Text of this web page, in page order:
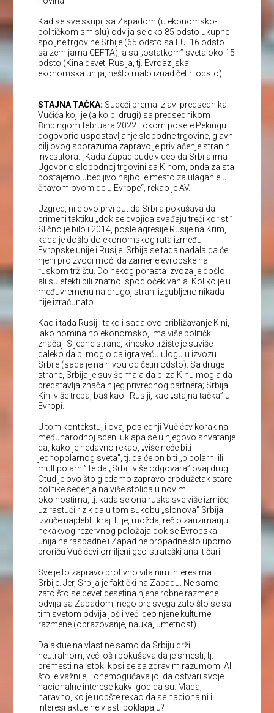
Kad se sve skupi, sa Zapadom (u ekonomsko-
političkom smislu) odvija se oko 85 odsto ukupne
spoljne trgovine Srbije (65 odsto sa EU, 16 odsto
sa zemljama CEFTA), a sa „ostatkom” sveta oko 15
odsto (Kina devet, Rusija, tj. Evroazijska
ekonomska unija, nešto malo iznad četiri odsto).
STAJNA TAČKA: Sudeći prema izjavi predsednika
Vučića koji je (a ko bi drugi) sa predsednikom
Đinpingom februara 2022. tokom posete Pekingu i
dogovorio uspostavljanje slobodne trgovine, glavni
cilj ovog sporazuma zapravo je privlačenje stranih
investitora. „Kada Zapad bude video da Srbija ima
Ugovor o slobodnoj trgovini sa Kinom, onda zaista
postajemo ubedljivo najbolje mesto za ulaganje u
čitavom ovom delu Evrope“, rekao je AV.
Uzgred, nije ovo prvi put da Srbija pokušava da
primeni taktiku „dok se dvojica svađaju treći koristi”.
Slično je bilo i 2014, posle agresije Rusije na Krim,
kada je došlo do ekonomskog rata između
Evropske unije i Rusije. Srbija se tada nadala da će
njeni proizvodi moći da zamene evropske na
ruskom tržištu. Do nekog porasta izvoza je došlo,
ali su efekti bili znatno ispod očekivanja. Koliko je u
međuvremenu na drugoj strani izgubljeno nikada
nije izračunato.
Kao i tada Rusiji, tako i sada ovo približavanje Kini,
iako nominalno ekonomsko, ima više politički
značaj. S jedne strane, kinesko tržište je suviše
daleko da bi moglo da igra veću ulogu u izvozu
Srbije (sada je na nivou od četiri odsto). Sa druge
strane, Srbija je suviše mala da bi za Kinu mogla da
predstavlja značajnijeg privrednog partnera; Srbija
Kini više treba, baš kao i Rusiji, kao „stajna tačka” u
Evropi.
U tom kontekstu, i ovaj poslednji Vučićev korak na
međunarodnoj sceni uklapa se u njegovo shvatanje
da, kako je nedavno rekao, „više neće biti
jednopolarnog sveta”, tj. da će on biti „bipolarni ili
multipolarni” te da „Srbiji više odgovara” ovaj drugi.
Otud je ovo što gledamo zapravo produžetak stare
politike sedenja na više stolica u novim
okolnostima, tj. kada se ona ruska sve više izmiče,
uz rastući rizik da u tom sukobu „slonova” Srbija
izvuče najdeblji kraj. Ili je, možda, reč o zauzimanju
nekakvog rezervnog položaja dok se Evropska
unija ne raspadne i Zapad ne propadne što uporno
proriču Vučićevi omiljeni geo-strateški analitičari.
Sve je to zapravo protivno vitalnim interesima
Srbije. Jer, Srbija je faktički na Zapadu. Ne samo
zato što se devet desetina njene robne razmene
odvija sa Zapadom, nego pre svega zato što se sa
tim svetom odvija još i veći deo njene kulturne
razmene (obrazovanje, nauka, umetnost).
Da aktuelna vlast ne samo da Srbiju drži
neutralnom, već još i pokušava da je smesti, tj.
premesti na Istok, kosi se sa zdravim razumom. Ali,
što je važnije, i onemogućava joj da ostvari svoje
nacionalne interese kakvi god da su. Mada,
naravno, ko je uopšte rekao da se nacionalni i
interesi aktuelne vlasti poklapaju?